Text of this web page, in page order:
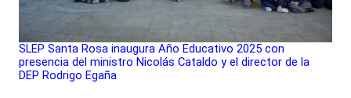
SLEP Santa Rosa inaugura Año Educativo 2025 con
presencia del ministro Nicolás Cataldo y el director de la
DEP Rodrigo Egaña